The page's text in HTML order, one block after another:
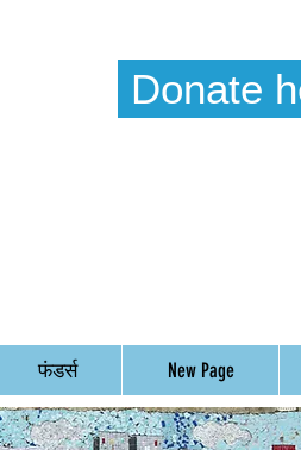
Donate
फंडर्स New Page